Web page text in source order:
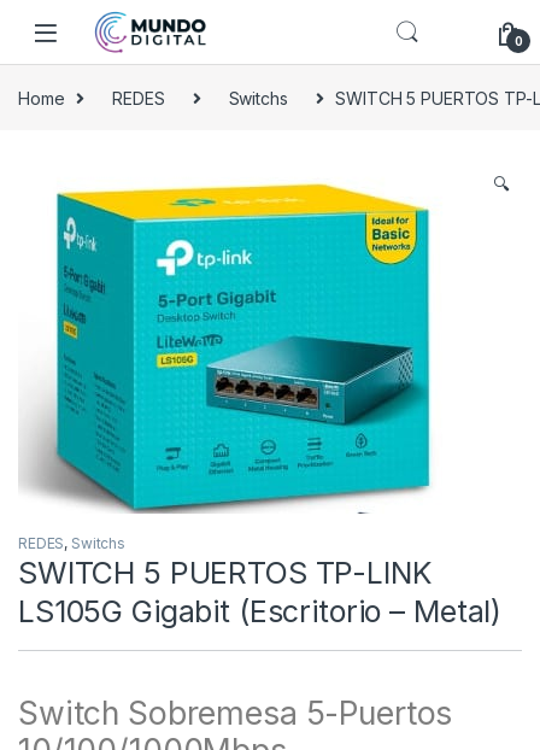
Skip to navigation
Skip to content
0
Home REDES Switchs SWITCH 5 PUERTOS TP-
🔍
REDES, Switchs
SWITCH 5 PUERTOS TP-LINK
LS105G Gigabit (Escritorio – Metal)
Switch Sobremesa 5-Puertos